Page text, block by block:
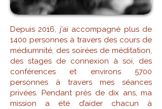
Depuis 2016, j’ai accompagné plus de
1400 personnes à travers des cours de
médiumnité, des soirées de méditation,
des stages de connexion à soi, des
conférences et environs 5700
personnes à travers mes séances
privées. Pendant près de dix ans, ma
mission a été d’aider chacun à